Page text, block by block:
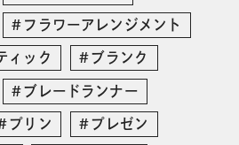
フラワーアレンジメント
ィック ブランク
ブレードランナー
プリン プレゼン